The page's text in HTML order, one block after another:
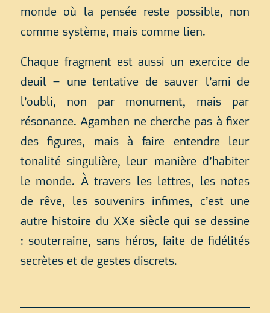
monde où la pensée reste possible, non
comme système, mais comme lien.
Chaque fragment est aussi un exercice de
deuil – une tentative de sauver l’ami de
l’oubli, non par monument, mais par
résonance. Agamben ne cherche pas à fixer
des figures, mais à faire entendre leur
tonalité singulière, leur manière d’habiter
le monde. À travers les lettres, les notes
de rêve, les souvenirs infimes, c’est une
autre histoire du XXe siècle qui se dessine
: souterraine, sans héros, faite de fidélités
secrètes et de gestes discrets.